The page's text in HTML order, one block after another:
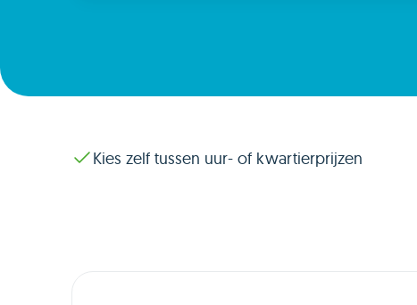
Kies zelf tussen uur- of kwartierprijzen